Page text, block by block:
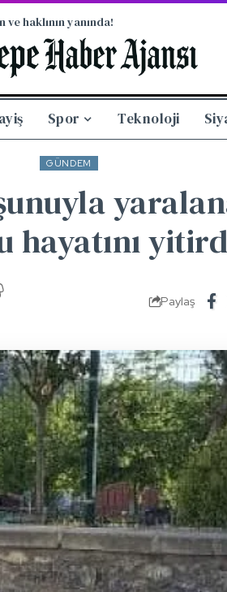
ve haklının yanında!
Spor Teknoloji
GÜNDEM
hayatını
Paylaş